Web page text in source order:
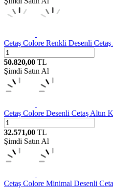
Cetaş Colore Renkli Desenli
50.820,00 TL
Şimdi Satın Al
Cetaş Colore Desenli Cetaş Altın
32.571,00 TL
Şimdi Satın Al
Cetaş Colore Minimal Desenli